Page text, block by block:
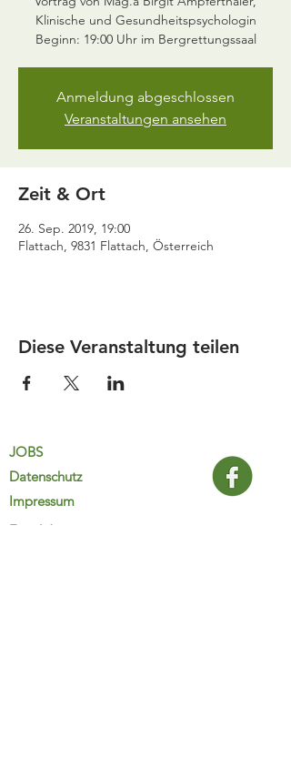
Klinische und Gesundheitspsychologin
Beginn: 19:00 Uhr im Bergrettungssaal
Anmeldung abgeschlossen
Veranstaltungen ansehen
Zeit & Ort
26. Sep. 2019, 19:00
Flattach, 9831 Flattach, Österreich
Diese Veranstaltung teilen
JOBS
Datenschutz
Impressum
FamiliJa